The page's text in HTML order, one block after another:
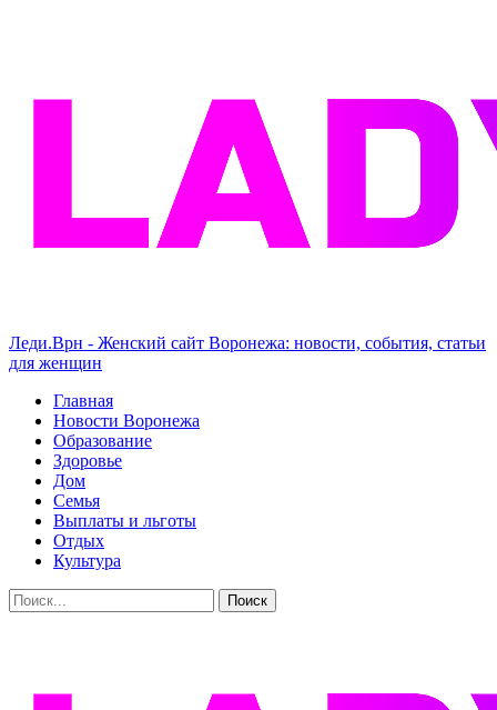
Леди.Врн - Женский сайт Воронежа: новости, события, статьи
для женщин
Главная
Новости Воронежа
Образование
Здоровье
Дом
Семья
Выплаты и льготы
Отдых
Культура